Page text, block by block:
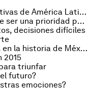
Las 10 economías más competitivas de América Latina y el mundo
Cerrar la brecha de género debe ser una prioridad para todos nosotros
decisiones difíciles
Los 8 sismos más catastróficos en la historia de México
2015
triunfar
futuro?
emociones?